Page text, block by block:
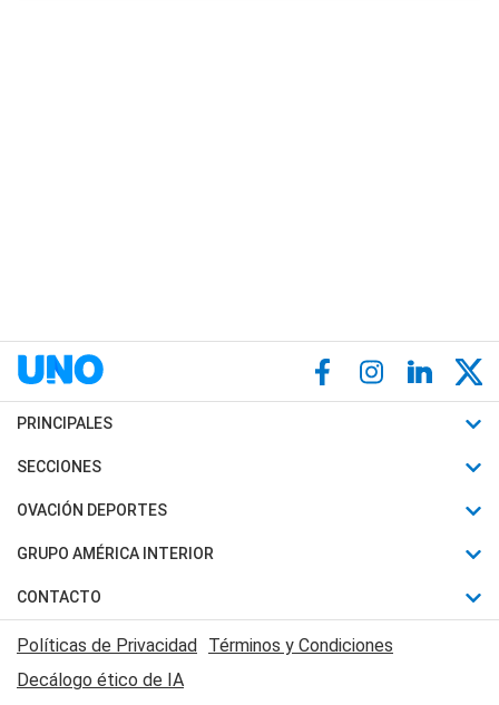
PRINCIPALES
Últimas Noticias
Política
Judiciales
Economia
SECCIONES
Horóscopo
Motores
Trucos caseros
Series y Películas
Edictos y Solicitadas
OVACIÓN DEPORTES
Fútbol
Mundial
Automovilismo
Rugby
GRUPO AMÉRICA INTERIOR
Canal 7 en Vivo
CONTACTO
Acerca de Nosotros
Contactanos
Políticas de Privacidad Términos y Condiciones
Decálogo ético de IA